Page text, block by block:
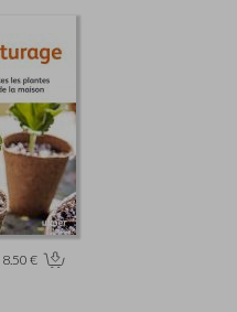
8.50 €